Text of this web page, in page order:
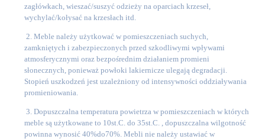
zagłówkach, wieszać/suszyć odzieży na oparciach krzeseł,
wychylać/kołysać na krzesłach itd.
2. Meble należy użytkować w pomieszczeniach suchych,
zamkniętych i zabezpieczonych przed szkodliwymi wpływami
atmosferycznymi oraz bezpośrednim działaniem promieni
słonecznych, ponieważ powłoki lakiernicze ulegają degradacji.
Stopień uszkodzeń jest uzależniony od intensywności oddziaływania
promieniowania.
3. Dopuszczalna temperatura powietrza w pomieszczeniach w których
meble są użytkowane to 10st.C. do 35st.C. , dopuszczalna wilgotność
powinna wynosić 40%do70%. Mebli nie należy ustawiać w